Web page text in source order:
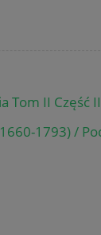
Tom II Część
1793) /